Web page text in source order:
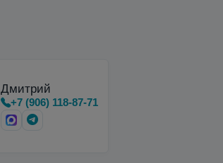
Дмитрий
+7 (906) 118-87-71